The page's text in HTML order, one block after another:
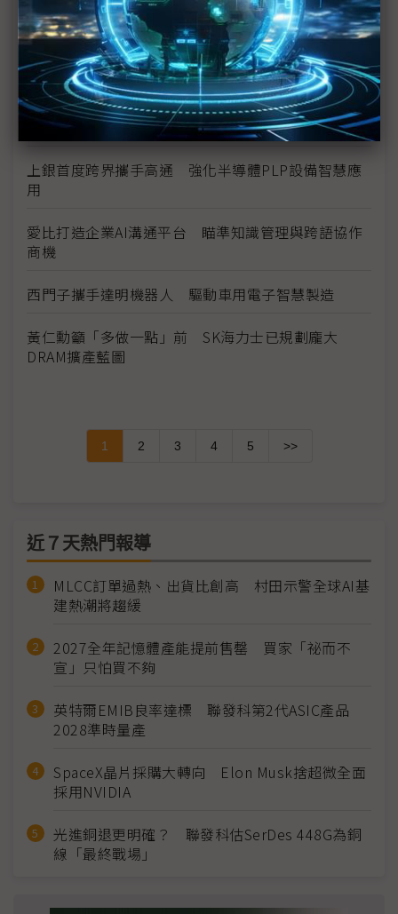
營運長談AI光學互連的下一步
（獨家）NVIDIA AI伺服器架構散熱趨彈性 兩片式均
熱片朝「可拆卸」方向設計
AI熱打破產業疆界 機殼廠晟銘電跨足機櫃與散熱
上銀首度跨界攜手高通 強化半導體PLP設備智慧應
用
愛比打造企業AI溝通平台 瞄準知識管理與跨語協作
商機
西門子攜手達明機器人 驅動車用電子智慧製造
黃仁勳籲「多做一點」前 SK海力士已規劃龐大
DRAM擴產藍圖
1 2 3 4 5 >>
近７天熱門報導
MLCC訂單過熱、出貨比創高 村田示警全球AI基
建熱潮將趨緩
2027全年記憶體產能提前售罄 買家「祕而不
宣」只怕買不夠
英特爾EMIB良率達標 聯發科第2代ASIC產品
2028準時量產
SpaceX晶片採購大轉向 Elon Musk捨超微全面
採用NVIDIA
光進銅退更明確？ 聯發科估SerDes 448G為銅
線「最終戰場」